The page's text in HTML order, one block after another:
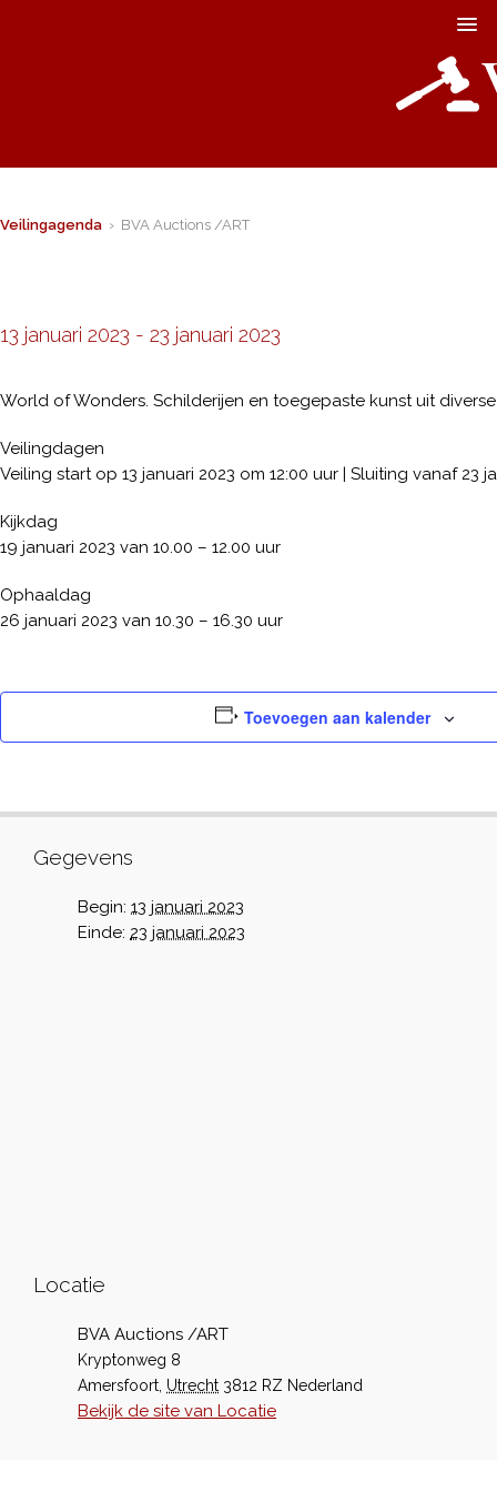
Veilingagenda › BVA Auctions /ART
13 januari 2023 - 23 januari 2023
World of Wonders. Schilderijen en toegepaste kunst uit
Veilingdagen
Veiling start op 13 januari 2023 om 12:00 uur | Sluiting vanaf 23
Kijkdag
19 januari 2023 van 10.00 – 12.00 uur
Ophaaldag
26 januari 2023 van 10.30 – 16.30 uur
Toevoegen aan kalender
Gegevens
Begin: 13 januari 2023
Einde: 23 januari 2023
Locatie
BVA Auctions /ART
Kryptonweg 8
Amersfoort Utrecht 3812 RZ Nederland
Bekijk de site van Locatie